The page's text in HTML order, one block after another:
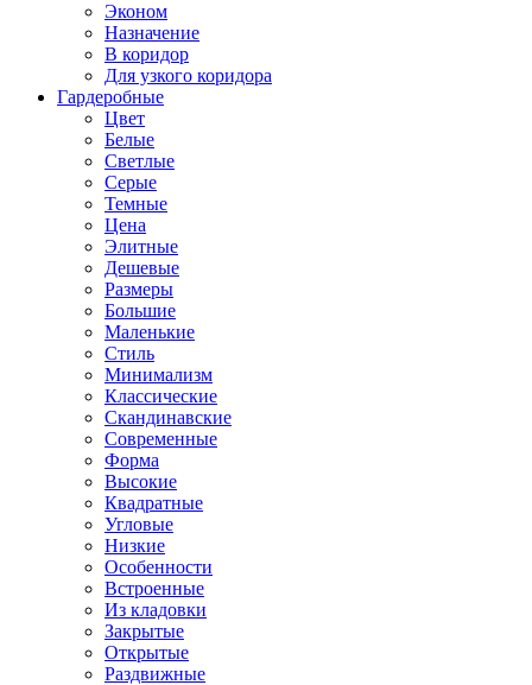
Эконом
Назначение
В коридор
Для узкого коридора
Гардеробные
Цвет
Белые
Светлые
Серые
Темные
Цена
Элитные
Дешевые
Размеры
Большие
Маленькие
Стиль
Минимализм
Классические
Скандинавские
Современные
Форма
Высокие
Квадратные
Угловые
Низкие
Особенности
Встроенные
Из кладовки
Закрытые
Открытые
Раздвижные